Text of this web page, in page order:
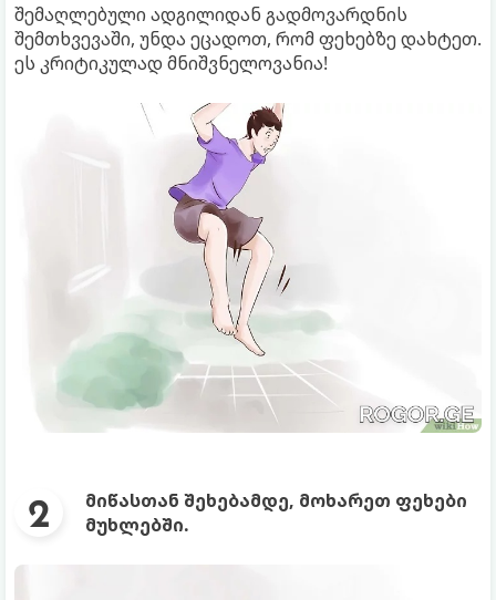
შემაღლებული ადგილიდან გადმოვარდნის
შემთხვევაში, უნდა ეცადოთ, რომ ფეხებზე დახტეთ.
ეს კრიტიკულად მნიშვნელოვანია!
მიწასთან შეხებამდე, მოხარეთ ფეხები
მუხლებში.